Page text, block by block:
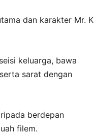
dan karakter Mr. K
keluarga, bawa
sarat dengan
berdepan
filem.